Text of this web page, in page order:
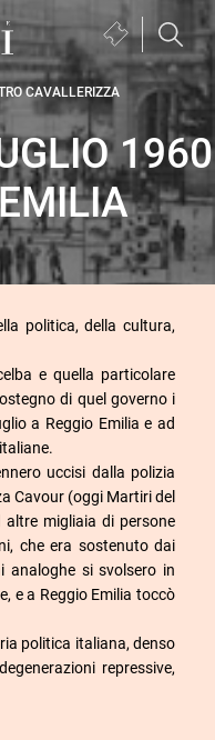
Biglietteria
(si
apre
una
nuova
finestra)
CAVALLERIZZA
1960
politica, della cultura,
e quella particolare
di quel governo i
a Reggio Emilia e ad
uccisi dalla polizia
Cavour (oggi Martiri del
migliaia di persone
che era sostenuto dai
analoghe si svolsero in
e a Reggio Emilia toccò
politica italiana, denso
repressive,